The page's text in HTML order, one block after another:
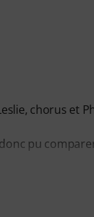
chorus et
pu